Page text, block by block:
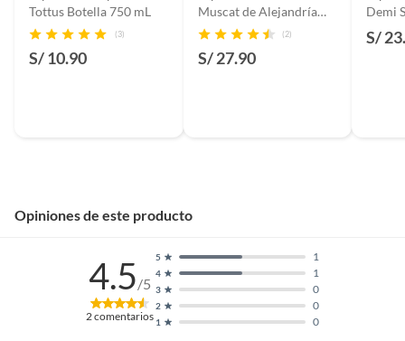
Tottus Botella 750 mL
(3)
S/ 10.90
Muscat de Alejandría
Botella 750 mL
(2)
S/ 27.90
Demi
S/
Opiniones de este producto
4.5/5
2comentarios 1 0
2 0
3 0
4 1
5 1